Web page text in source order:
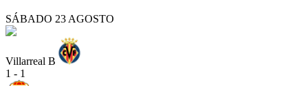
SÁBADO 23 AGOSTO
Villarreal B
1 - 1